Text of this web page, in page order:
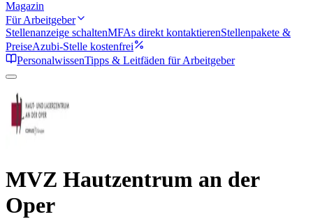
Magazin
Für Arbeitgeber
Stellenanzeige schaltenMFAs direkt kontaktierenStellenpakete &
PreiseAzubi-Stelle kostenfrei
PersonalwissenTipps & Leitfäden für Arbeitgeber
MVZ Hautzentrum an der
Oper